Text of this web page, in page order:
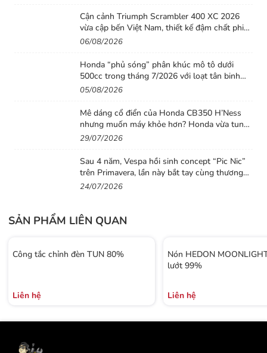
Cận cảnh Triumph Scrambler 400 XC 2026
vừa cập bến Việt Nam, thiết kế đậm chất phiêu
lưu cùng mức giá dễ tiếp cận
06/08/2026
Honda “phủ sóng” phân khúc mô tô dưới
500cc trong tháng 7/2026 với loạt tân binh
đáng chú ý
05/08/2026
Mê dáng cổ điển của Honda CB350 H’Ness
nhưng muốn máy khỏe hơn? Honda vừa tung
ra lời giải với CB500 mới
29/07/2026
Sau 4 năm, Vespa hồi sinh concept “Pic Nic”
trên Primavera, lần này bắt tay cùng thương
hiệu thời trang Gigi
24/07/2026
SẢN PHẨM LIÊN QUAN
Công tắc chỉnh đèn TUN 80%
Liên hệ
Nón HEDON
lướt 99%
Liên hệ